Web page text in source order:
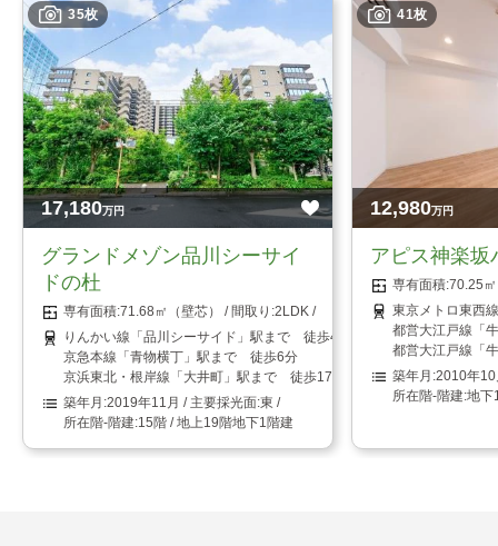
35枚
17,180万円
グランドメゾン品川シーサイ
ドの杜
71.68㎡（壁芯）
2LDK
りんかい線「品川シーサイド」駅まで 徒歩4分
京急本線「青物横丁」駅まで 徒歩6分
京浜東北・根岸線「大井町」駅まで 徒歩17分
2019年11月
東
15階 / 地上19階地下1階建
41枚
12,980万円
アピス神楽坂
70.25
東京メトロ東西
都営大江戸線「
都営大江戸線「
2010年10
地下